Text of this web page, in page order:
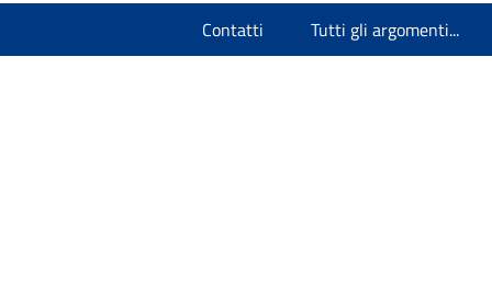
Contatti Tutti gli argomenti...